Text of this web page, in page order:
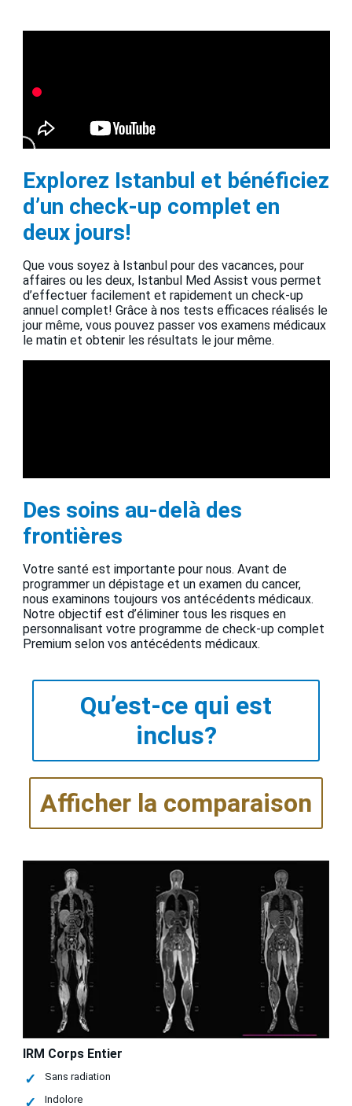
Explorez Istanbul et bénéficiez
d’un check-up complet en
deux jours!
Que vous soyez à Istanbul pour des vacances, pour
affaires ou les deux, Istanbul Med Assist vous permet
d’effectuer facilement et rapidement un check-up
annuel complet! Grâce à nos tests efficaces réalisés le
jour même, vous pouvez passer vos examens médicaux
le matin et obtenir les résultats le jour même.
Des soins au-delà des
frontières
Votre santé est importante pour nous. Avant de
programmer un dépistage et un examen du cancer,
nous examinons toujours vos antécédents médicaux.
Notre objectif est d’éliminer tous les risques en
personnalisant votre programme de check-up complet
Premium selon vos antécédents médicaux.
Qu’est-ce qui est
inclus?
Afficher la comparaison
IRM Corps Entier
Sans radiation
Indolore